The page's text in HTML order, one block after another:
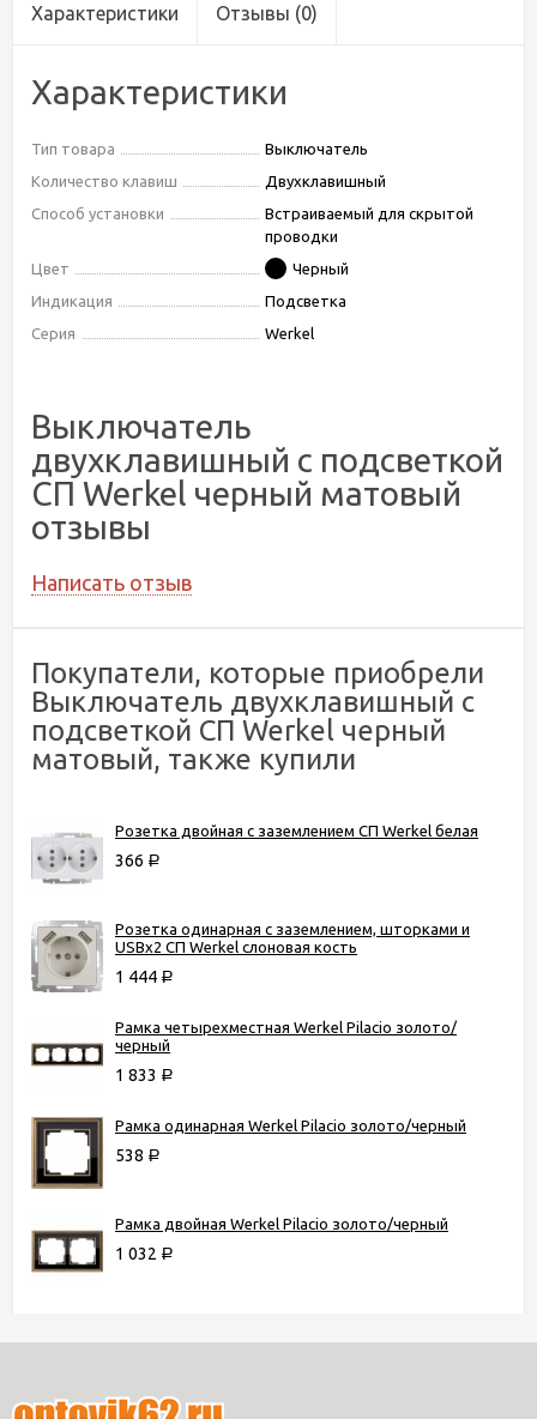
Характеристики Отзывы (0)
Характеристики
Тип товара
Выключатель
Количество клавиш
Двухклавишный
Способ установки
Встраиваемый для скрытой
проводки
Цвет
Черный
Индикация
Подсветка
Серия
Werkel
Выключатель
двухклавишный с подсветкой
СП Werkel черный матовый
отзывы
Написать отзыв
Покупатели, которые приобрели
Выключатель двухклавишный с
подсветкой СП Werkel черный
матовый, также купили
Розетка двойная с заземлением СП Werkel белая
366 Р
Розетка одинарная с заземлением, шторками и
USBх2 СП Werkel слоновая кость
1 444 Р
Рамка четырехместная Werkel Pilacio золото/
черный
1 833 Р
Рамка одинарная Werkel Pilacio золото/черный
538 Р
Рамка двойная Werkel Pilacio золото/черный
1 032 Р